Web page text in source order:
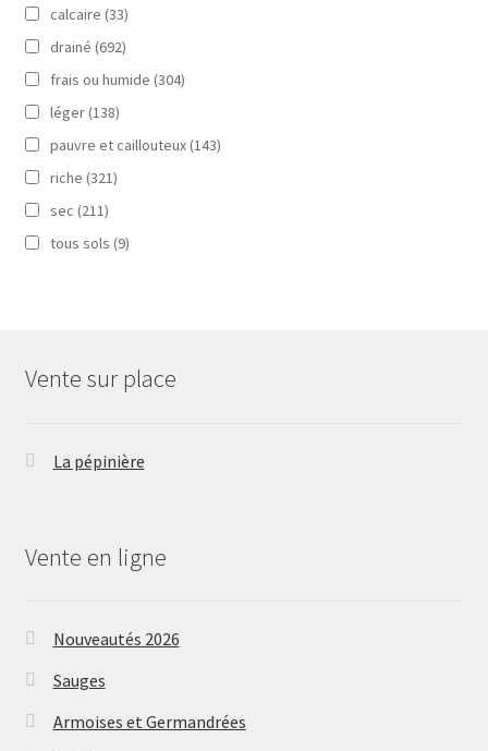
calcaire (33)
drainé (692)
frais ou humide (304)
léger (138)
pauvre et caillouteux (143)
riche (321)
sec (211)
tous sols (9)
Vente sur place
La pépinière
Vente en ligne
Nouveautés 2026
Sauges
Armoises et Germandrées